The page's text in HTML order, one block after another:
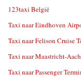
123taxi België
Taxi naar Eindhoven
Taxi naar Felison Cruise
Taxi naar Maastricht-
Taxi naar Passenger